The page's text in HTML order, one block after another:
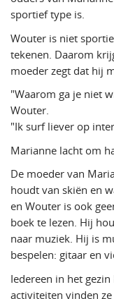
sportief type is.
Wouter is niet
tekenen. Daarom
moeder zegt dat hij
"Waarom ga je niet
Wouter.
"Ik surf liever op
Marianne lacht om
De moeder van
houdt van skiën en
en Wouter is ook
boek te lezen. Hij
naar muziek. Hij is
bespelen: gitaar en
Iedereen in het
activiteiten vinden